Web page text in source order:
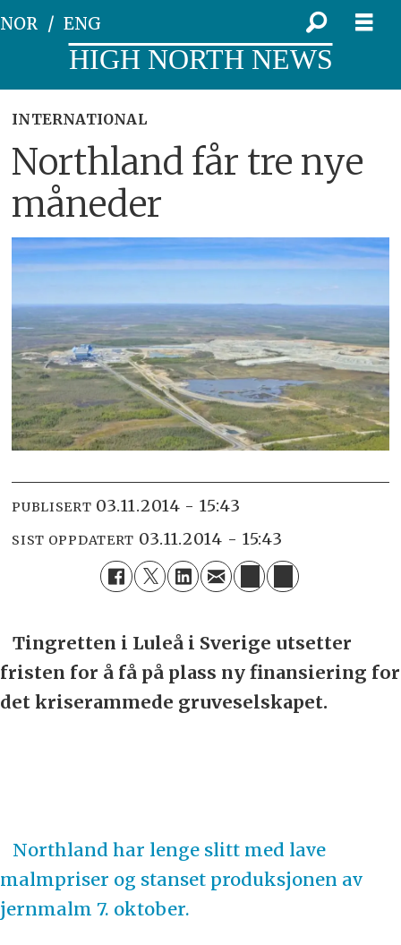
NOR ENG
HIGH NORTH NEWS
INTERNATIONAL
Northland får tre nye
måneder
PUBLISERT 03.11.2014 - 15:43
SIST OPPDATERT 03.11.2014 - 15:43
Tingretten i Luleå i Sverige utsetter
fristen for å få på plass ny finansiering for
det kriserammede gruveselskapet.
Northland har lenge slitt med lave
malmpriser og stanset produksjonen av
jernmalm 7. oktober.